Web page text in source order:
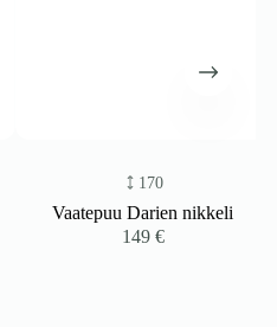
170
Vaatepuu Darien nikkeli
149€